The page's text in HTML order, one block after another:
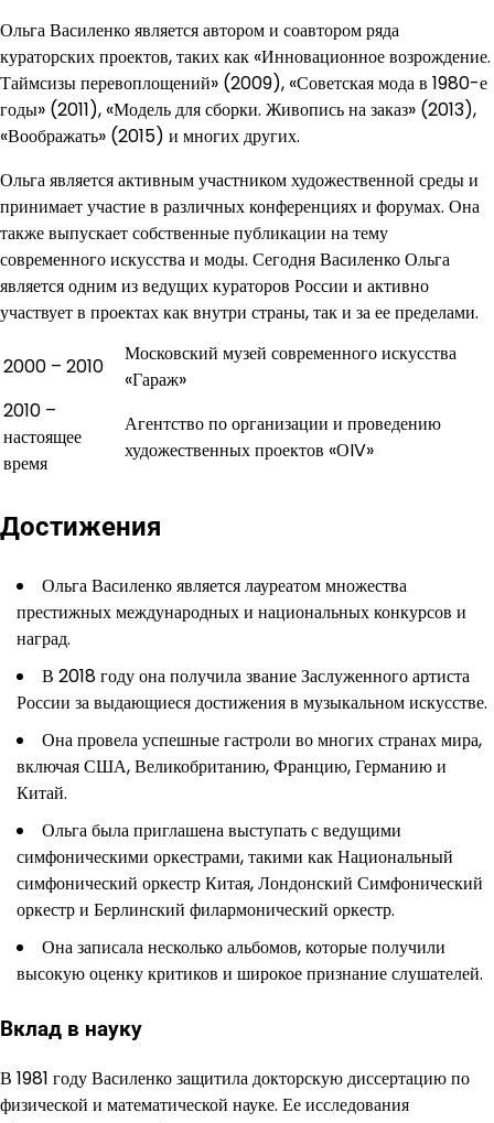
Ольга Василенко является автором и соавтором ряда
кураторских проектов, таких как «Инновационное возрождение.
Таймсизы перевоплощений» (2009), «Советская мода в 1980-е
годы» (2011), «Модель для сборки. Живопись на заказ» (2013),
«Воображать» (2015) и многих других.
Ольга является активным участником художественной среды и
принимает участие в различных конференциях и форумах. Она
также выпускает собственные публикации на тему
современного искусства и моды. Сегодня Василенко Ольга
является одним из ведущих кураторов России и активно
участвует в проектах как внутри страны, так и за ее пределами.
2000 – 2010
Московский музей современного искусства
«Гараж»
2010 –
настоящее
время
Агентство по организации и проведению
художественных проектов «ОIV»
Достижения
Ольга Василенко является лауреатом множества
престижных международных и национальных конкурсов и
наград.
В 2018 году она получила звание Заслуженного артиста
России за выдающиеся достижения в музыкальном искусстве.
Она провела успешные гастроли во многих странах мира,
включая США, Великобританию, Францию, Германию и
Китай.
Ольга была приглашена выступать с ведущими
симфоническими оркестрами, такими как Национальный
симфонический оркестр Китая, Лондонский Симфонический
оркестр и Берлинский филармонический оркестр.
Она записала несколько альбомов, которые получили
высокую оценку критиков и широкое признание слушателей.
Вклад в науку
В 1981 году Василенко защитила докторскую диссертацию по
физической и математической науке. Ее исследования